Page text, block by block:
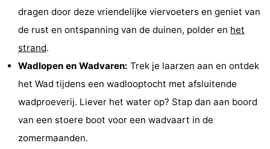
Kerken
Uitkijkpunten
Attracties
-
Rondvaarten
Boerderijen
dragen door deze vriendelijke viervoeters en geniet van
de rust en ontspanning van de duinen, polder en het
strand.
Wadlopen en Wadvaren: Trek je laarzen aan en ontdek
het Wad tijdens een wadlooptocht met afsluitende
wadproeverij. Liever het water op? Stap dan aan boord
van een stoere boot voor een wadvaart in de
zomermaanden.